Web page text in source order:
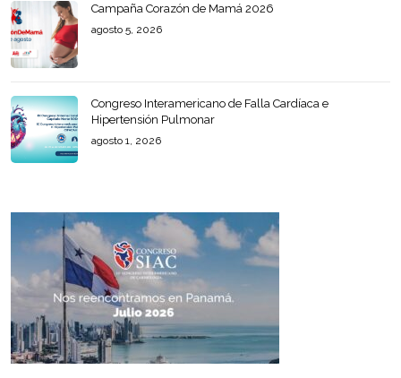
Campaña Corazón de Mamá 2026
agosto 5, 2026
Congreso Interamericano de Falla Cardíaca e
Hipertensión Pulmonar
agosto 1, 2026